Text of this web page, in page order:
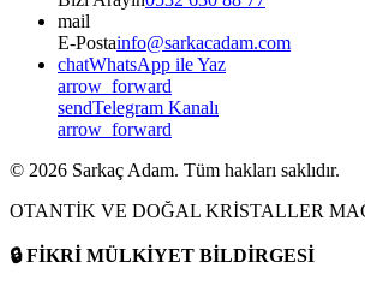
mail
E-Postainfo@sarkacadam.com
chatWhatsApp ile Yaz
arrow_forward
sendTelegram Kanalı
arrow_forward
© 2026 Sarkaç Adam. Tüm hakları saklıdır.
OTANTİK VE DOĞAL KRİSTALLER
🔒FİKRİ MÜLKİYET BİLDİRGESİ